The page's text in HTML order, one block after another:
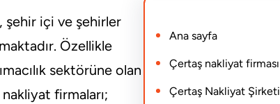
şehir içi ve şehirler
Özellikle
sektörüne olan
firmaları;
c
h
Ana sayfa
Çertaş nakliyat firması
Çertaş Nakliyat Şirketi